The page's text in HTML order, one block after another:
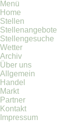
Menü
Home
Stellen
Stellenangebote
Stellengesuche
Wetter
Archiv
Über uns
Allgemein
Handel
Markt
Partner
Kontakt
Impressum